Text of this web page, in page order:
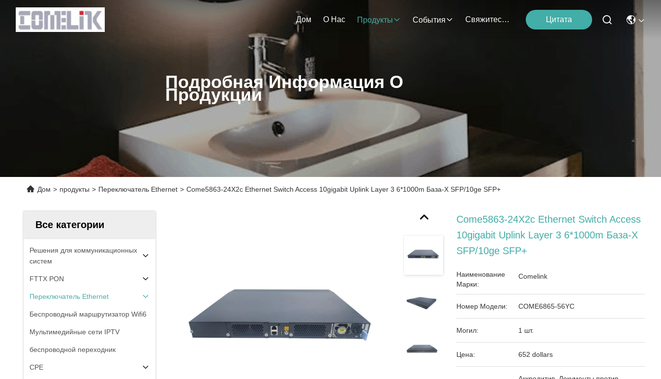
Дом О Нас Продукты События Свяжитесь С Нами Цитата
Подробная Информация О
Продукции
Дом > продукты > Переключатель Ethernet > Come5863-24X2c Ethernet Switch Access 10gigabit Uplink Layer 3 6*1000m База-X SFP/10ge SFP+
Все категории
Решения для коммуникационных
систем
FTTX PON
Переключатель Ethernet
Беспроводный маршрутизатор Wifi6
Мультимедийные сети IPTV
беспроводной переходник
CPE
Come5863-24X2c Ethernet Switch Access
10gigabit Uplink Layer 3 6*1000m База-X
SFP/10ge SFP+
Наименование
Марки:
Comelink
Номер Модели: COME6865-56YC
Могил: 1 шт.
Цена: 652 dollars